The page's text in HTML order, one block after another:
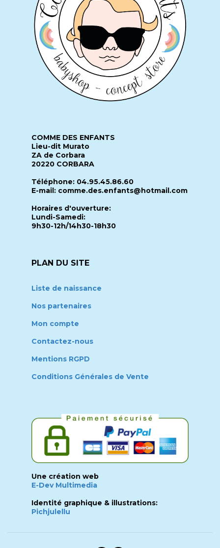
COMME DES ENFANTS
Lieu-dit Murato
ZA de Corbara
20220 CORBARA
Téléphone: 04.95.45.86.60
E-mail: comme.des.enfants@hotmail.com
Horaires d'ouverture:
Lundi-Samedi:
9h30-12h/14h30-18h30
PLAN DU SITE
Liste de naissance
Nos partenaires
Mon compte
Contactez-nous
Mentions RGPD
Conditions Générales de Vente
Une création web
E-Dev Multimedia
Identité graphique & illustrations:
Pichjulellu